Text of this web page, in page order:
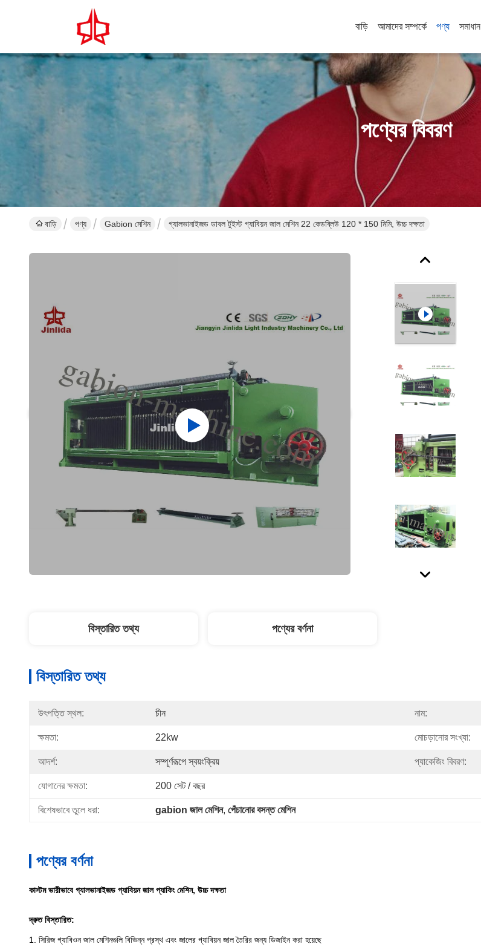
বাড়ি আমাদের সম্পর্কে পণ্য সমাধান
পণ্যের বিবরণ
বাড়ি পণ্য Gabion মেশিন গ্যালভানাইজড ডাবল টুইস্ট গ্যাবিয়ন জাল মেশিন 22 কেডব্লিউ 120 * 150 মিমি, উচ্চ দক্ষতা
বিস্তারিত তথ্য পণ্যের বর্ণনা
বিস্তারিত তথ্য
উৎপত্তি স্থল: চীন নাম:
ক্ষমতা: 22kw মোচড়ানোর সংখ্যা:
আদর্শ: সম্পূর্ণরূপে স্বয়ংক্রিয় প্যাকেজিং বিবরণ:
যোগানের ক্ষমতা: 200 সেট / বছর
বিশেষভাবে তুলে ধরা: gabion জাল মেশিন, পেঁচানোর বসন্ত মেশিন
পণ্যের বর্ণনা
কাস্টম ভারীভাবে গ্যালভানাইজড গ্যাবিয়ন জাল প্যাকিং মেশিন, উচ্চ দক্ষতা
দ্রুত বিস্তারিত:
1. সিরিজ গ্যাবিওন জাল মেশিনগুলি বিভিন্ন প্রস্থ এবং জালের গ্যাবিয়ন জাল তৈরির জন্য ডিজাইন করা হয়েছে